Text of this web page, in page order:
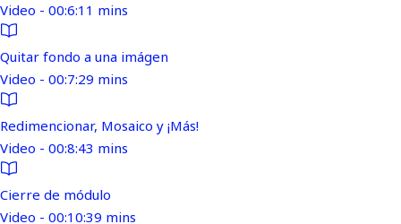
Video - 00:6:11 mins
Quitar fondo a una imágen
Video - 00:7:29 mins
Redimencionar, Mosaico y ¡Más!
Video - 00:8:43 mins
Cierre de módulo
Video - 00:10:39 mins